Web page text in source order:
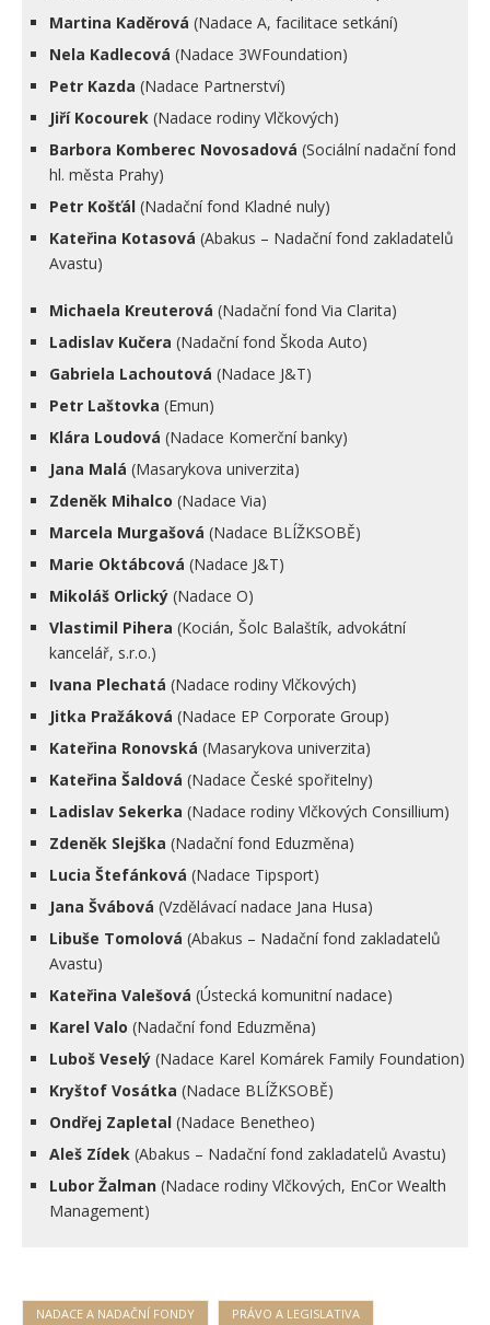
Martina Kaděrová (Nadace A, facilitace setkání)
Nela Kadlecová (Nadace 3WFoundation)
Petr Kazda (Nadace Partnerství)
Jiří Kocourek (Nadace rodiny Vlčkových)
Barbora Komberec Novosadová (Sociální nadační fond
hl. města Prahy)
Petr Košťál (Nadační fond Kladné nuly)
Kateřina Kotasová (Abakus – Nadační fond zakladatelů
Avastu)
Michaela Kreuterová (Nadační fond Via Clarita)
Ladislav Kučera (Nadační fond Škoda Auto)
Gabriela Lachoutová (Nadace J&T)
Petr Laštovka (Emun)
Klára Loudová (Nadace Komerční banky)
Jana Malá (Masarykova univerzita)
Zdeněk Mihalco (Nadace Via)
Marcela Murgašová (Nadace BLÍŽKSOBĚ)
Marie Oktábcová (Nadace J&T)
Mikoláš Orlický (Nadace O)
Vlastimil Pihera (Kocián, Šolc Balaštík, advokátní
kancelář, s.r.o.)
Ivana Plechatá (Nadace rodiny Vlčkových)
Jitka Pražáková (Nadace EP Corporate Group)
Kateřina Ronovská (Masarykova univerzita)
Kateřina Šaldová (Nadace České spořitelny)
Ladislav Sekerka (Nadace rodiny Vlčkových Consillium)
Zdeněk Slejška (Nadační fond Eduzměna)
Lucia Štefánková (Nadace Tipsport)
Jana Švábová (Vzdělávací nadace Jana Husa)
Libuše Tomolová (Abakus – Nadační fond zakladatelů
Avastu)
Kateřina Valešová (Ústecká komunitní nadace)
Karel Valo (Nadační fond Eduzměna)
Luboš Veselý (Nadace Karel Komárek Family Foundation)
Kryštof Vosátka (Nadace BLÍŽKSOBĚ)
Ondřej Zapletal (Nadace Benetheo)
Aleš Zídek (Abakus – Nadační fond zakladatelů Avastu)
Lubor Žalman (Nadace rodiny Vlčkových, EnCor Wealth
Management)
NADACE A NADAČNÍ FONDY PRÁVO A LEGISLATIVA